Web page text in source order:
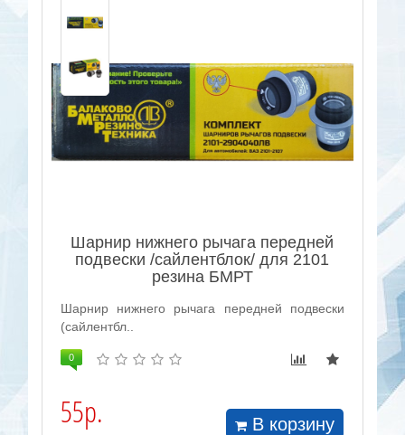
Шарнир нижнего рычага передней
подвески /сайлентблок/ для 2101
резина БМРТ
Шарнир нижнего рычага передней подвески
(сайлентбл..
0
55р. В корзину